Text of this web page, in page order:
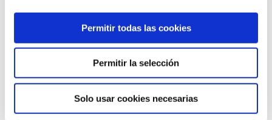
Permitir todas las cookies
Permitir la selección
Solo usar cookies necesarias
Marqués de Amboage 12, 1º
15006 A Coruña
+34 981 235 265
+34 698 198 265